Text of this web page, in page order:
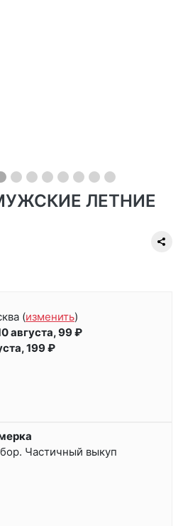
ЛЕТНИЕ
(изменить)
августа, 99 ₽
199 ₽
Частичный выкуп